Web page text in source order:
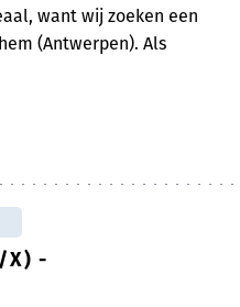
want wij zoeken een
(Antwerpen). Als
X) -